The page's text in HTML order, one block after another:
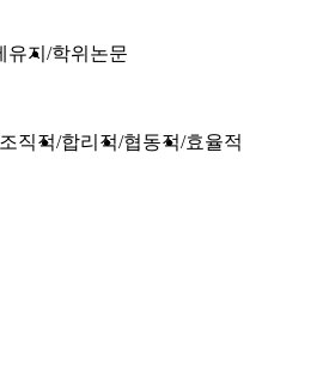
유지 학위논문
조직적 합리적 협동적 효율적